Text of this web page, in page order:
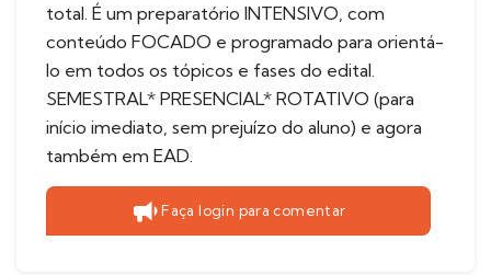
total. É um preparatório INTENSIVO, com
conteúdo FOCADO e programado para orientá-
lo em todos os tópicos e fases do edital.
SEMESTRAL* PRESENCIAL* ROTATIVO (para
início imediato, sem prejuízo do aluno) e agora
também em EAD.
Faça login para comentar